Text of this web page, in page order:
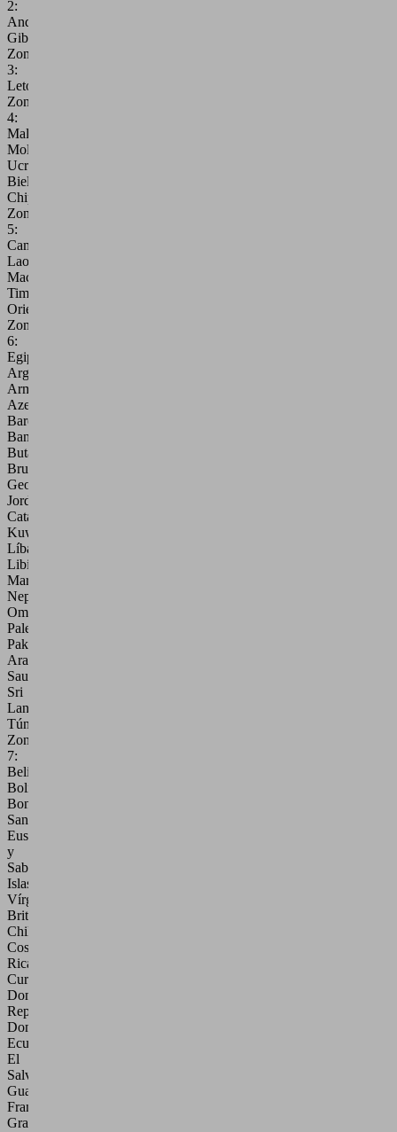
2:
Andorra,
Gibraltar
Zona
3:
Letonia
Zona
4:
Malta,
Moldavia,
Ucrania,
Bielorrusia,
Chipre
Zona
5:
Camboya,
Laos,
Macao,
Timor
Oriental
Zona
6:
Egipto,
Argelia,
Armenia,
Azerbaiyán,
Baréin,
Bangladés,
Bután,
Brunei,
Georgia,
Jordania,
Catar,
Kuwait,
Líbano,
Libia,
Marruecos,
Nepal,
Omán,
Palestina,
Pakistán,
Arabia
Saudí,
Sri
Lanka,
Túnez
Zona
7:
Belice,
Bolivia,
Bonaire,
San
Eustaquio
y
Saba,
Islas
Vírgenes
Británicas,
Chile,
Costa
Rica,
Curazao,
Dominica,
República
Dominicana,
Ecuador,
El
Salvador,
Guayana
Francesa,
Granada,